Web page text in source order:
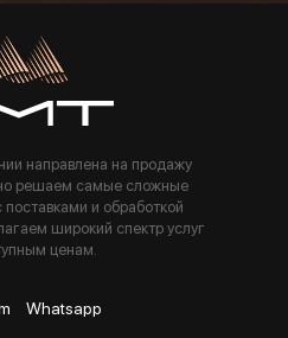
с политикой компании
направлена на продажу
решаем самые сложные
поставками и обработкой
широкий спектр услуг
ценам.
Whatsapp